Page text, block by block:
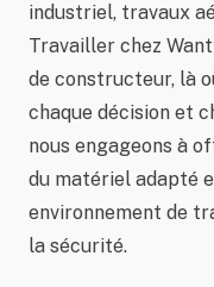
industriel, travaux
Travailler chez
de constructeur, là
chaque décision et
nous engageons à
du matériel adapté
environnement de
la sécurité.